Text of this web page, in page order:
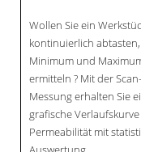
Wollen Sie ein
kontinuierlich
Minimum und
ermitteln ? Mit der Scan-
Messung erhalten Sie
grafische
Permeabilität mit